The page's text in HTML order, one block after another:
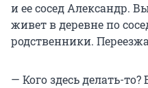
и ее сосед Александр.
живет в деревне по
родственники.
— Кого здесь делать-